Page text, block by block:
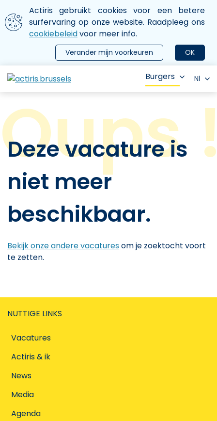
Aller au contenu principal
We gebruiken cookies
Actiris gebruikt cookies voor een betere
surfervaring op onze website. Raadpleeg ons
cookiebeleidvoor meer info.
OK
Verander mijn voorkeuren
le menu
Burgers Nl
Deze vacature is
niet meer
beschikbaar.
Bekijk onze andere vacaturesom je zoektocht voort
te zetten.
NUTTIGE LINKS
Vacatures
Actiris & ik
News
Media
Agenda